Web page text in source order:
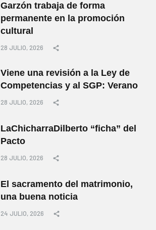
Garzón trabaja de forma
permanente en la promoción
cultural
28 JULIO, 2026
Viene una revisión a la Ley de
Competencias y al SGP: Verano
28 JULIO, 2026
LaChicharraDilberto “ficha” del
Pacto
28 JULIO, 2026
El sacramento del matrimonio,
una buena noticia
24 JULIO, 2026